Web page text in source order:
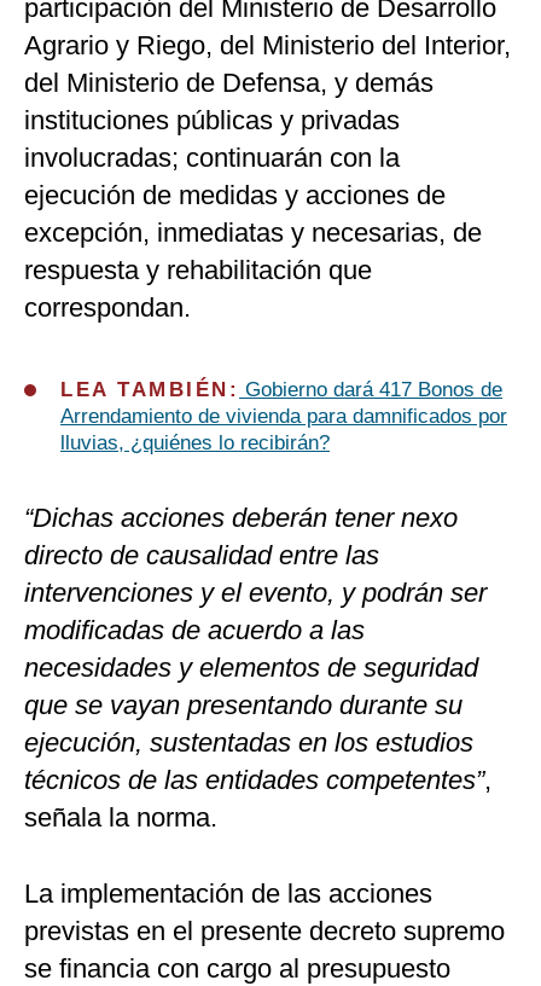
participación del Ministerio de Desarrollo
Agrario y Riego, del Ministerio del Interior,
del Ministerio de Defensa, y demás
instituciones públicas y privadas
involucradas; continuarán con la
ejecución de medidas y acciones de
excepción, inmediatas y necesarias, de
respuesta y rehabilitación que
correspondan.
LEA TAMBIÉN: Gobierno dará 417 Bonos de
Arrendamiento de vivienda para damnificados por
lluvias, ¿quiénes lo recibirán?
“Dichas acciones deberán tener nexo
directo de causalidad entre las
intervenciones y el evento, y podrán ser
modificadas de acuerdo a las
necesidades y elementos de seguridad
que se vayan presentando durante su
ejecución, sustentadas en los estudios
técnicos de las entidades competentes”,
señala la norma.
La implementación de las acciones
previstas en el presente decreto supremo
se financia con cargo al presupuesto